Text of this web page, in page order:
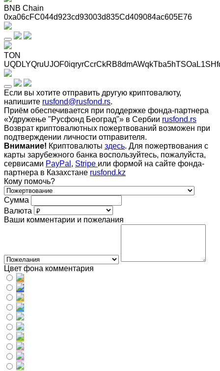
BNB Chain
0xa06cFC044d923cd93003d835Cd409084ac605E76
TON
Если вы хотите отправить другую криптовалюту,
напишите rusfond@rusfond.rs.
Приём обеспечивается при поддержке фонда-партнера
«Удружење "Русфонд Београд"» в Сербии rusfond.rs
Возврат криптовалютных пожертвований возможен при
подтверждении личности отправителя.
Внимание! Криптовалюты здесь. Для пожертвования с
карты зарубежного банка воспользуйтесь, пожалуйста,
сервисами PayPal , Stripe или формой на сайте фонда-
партнера в Казахстане rusfond.kz
Кому помочь?
Сумма
Валюта
Ваши комментарии и пожелания
Цвет фона комментария